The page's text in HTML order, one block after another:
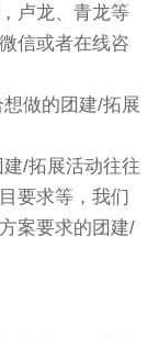
卢龙、青龙等
信或者在线咨
做的团建/拓展
/拓展活动往往
要求等，我们
案要求的团建/